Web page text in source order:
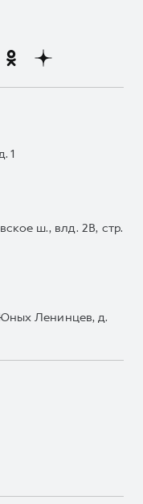
1
ш., влд. 2В, стр.
Ленинцев, д.